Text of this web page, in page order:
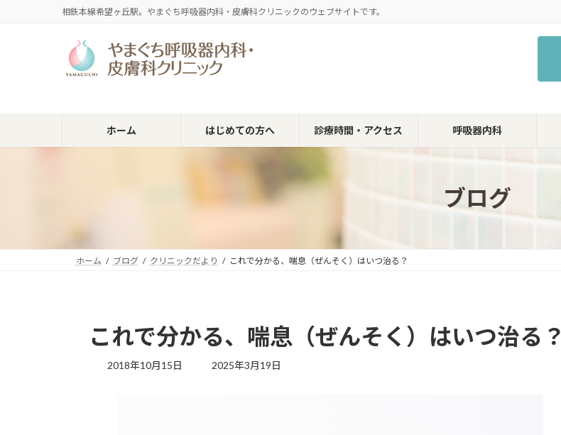
ッ
移
相鉄本線希望ヶ丘駅。やまぐち呼吸器内科・皮膚科クリニックのウェブサイトです。
ホーム はじめての方へ 診療時間・アクセス 呼吸器内科
ブログ
ホーム ブログ クリニックだより これで分かる、喘息（ぜんそく）はいつ治る？
これで分かる、喘息（ぜんそく）はいつ治る？
2018年10月15日
最
2025年3月19日